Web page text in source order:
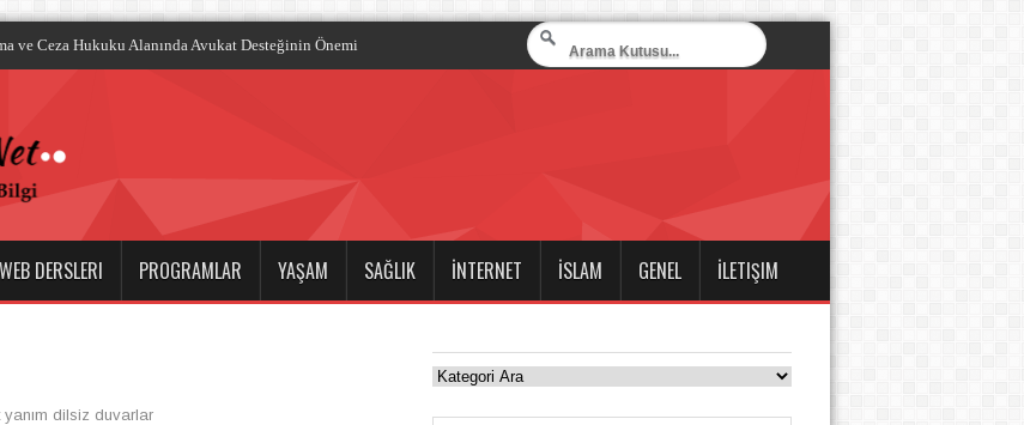
WEB DERSLERI PROGRAMLAR YAŞAM SAĞLIK İNTERNET İSLAM GENEL İLETIŞIM
yanım dilsiz duvarlar